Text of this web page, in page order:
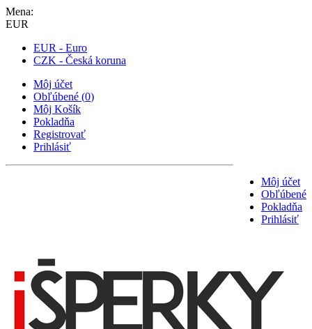
Mena:
EUR
EUR - Euro
CZK - Česká koruna
Môj účet
Obľúbené (0)
Môj Košík
Pokladňa
Registrovať
Prihlásiť
Môj účet
Obľúbené
Pokladňa
Prihlásiť